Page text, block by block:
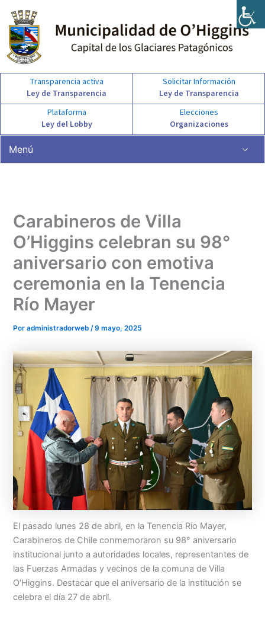
contenido
Transparencia activa
Ley de Transparencia
Solicitar Información
Ley de Transparencia
Plataforma
Ley del Lobby
Elecciones
Organizaciones
Menú
Carabineros de Villa
O’Higgins celebran su 98°
aniversario con emotiva
ceremonia en la Tenencia
Río Mayer
Poradministradorweb/9 mayo, 2025
El pasado lunes 28 de abril, en la Tenencia Río Mayer,
Carabineros de Chile conmemoraron su 98° aniversario
institucional junto a autoridades locales, representantes de
las Fuerzas Armadas y vecinos de la comuna de Villa
O’Higgins. Destacar que el aniversario de la institución se
celebra el día 27 de abril.